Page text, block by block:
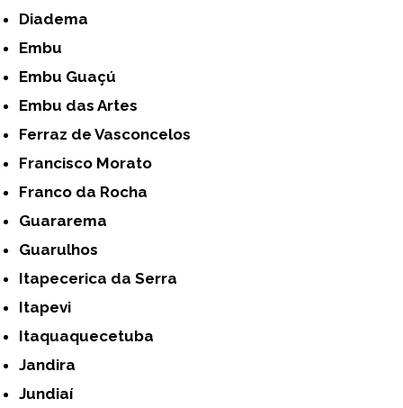
Diadema
Embu
Embu Guaçú
Embu das Artes
Ferraz de Vasconcelos
Francisco Morato
Franco da Rocha
Guararema
Guarulhos
Itapecerica da Serra
Itapevi
Itaquaquecetuba
Jandira
Jundiaí